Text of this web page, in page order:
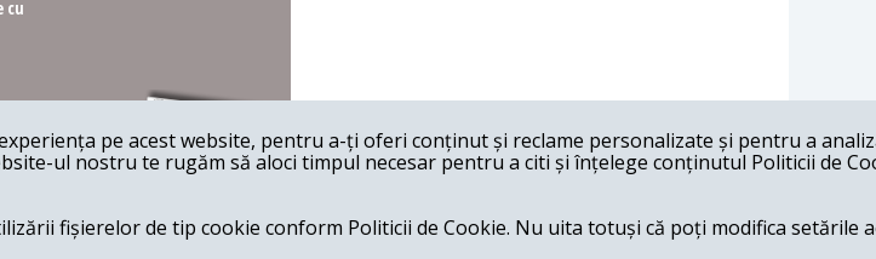
cu
cu
pe acest website, pentru a-ți oferi conținut și reclame personalizate și pentru a
ul nostru te rugăm să aloci timpul necesar pentru a citi și înțelege conținutul Politicii de
fișierelor de tip cookie conform Politicii de Cookie. Nu uita totuși că poți modifica setările